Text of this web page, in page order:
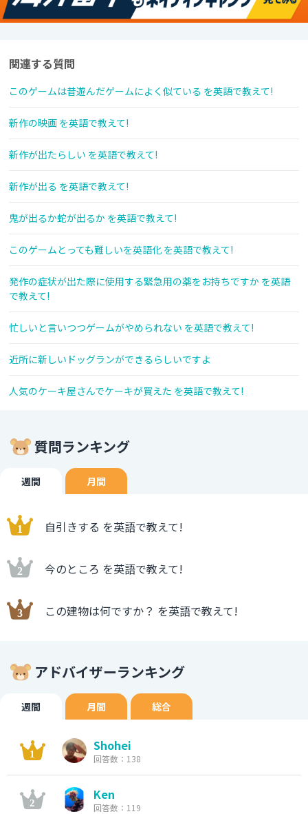
関連する質問
このゲームは昔遊んだゲームによく似ている を英語で教えて!
新作の映画 を英語で教えて!
新作が出たらしい を英語で教えて!
新作が出る を英語で教えて!
鬼が出るか蛇が出るか を英語で教えて!
このゲームとっても難しいを英語化 を英語で教えて!
発作の症状が出た際に使用する緊急用の薬をお持ちですか を英語
で教えて!
忙しいと言いつつゲームがやめられない を英語で教えて!
近所に新しいドッグランができるらしいですよ
人気のケーキ屋さんでケーキが買えた を英語で教えて!
質問ランキング
週間 月間
自引きする を英語で教えて!
今のところ を英語で教えて!
この建物は何ですか？ を英語で教えて!
アドバイザーランキング
週間 月間 総合
Shohei
回答数：138
Ken
回答数：119